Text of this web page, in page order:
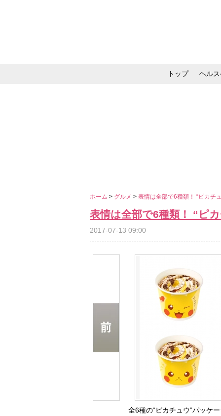
トップ ヘル
ホーム > グルメ > 表情は全部で6種類！ “ピカチ
表情は全部で6種類！ “ピ
2017-07-13 09:00
全6種の“ピカチュウ”パッケ